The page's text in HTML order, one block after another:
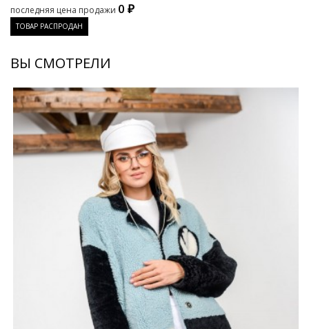
последняя цена продажи 0 ₽
ТОВАР РАСПРОДАН
ВЫ СМОТРЕЛИ